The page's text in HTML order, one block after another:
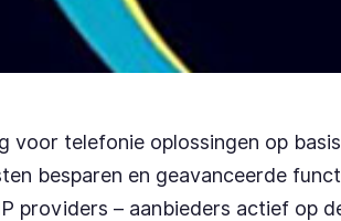
voor telefonie oplossingen op
besparen en geavanceerde
providers – aanbieders actief op